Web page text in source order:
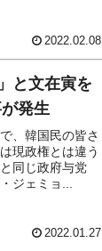
2022.02.08
と文在寅を
発生
、韓国民の皆さ
現政権とは違う
同じ政府与党
ジェミョ...
2022.01.27